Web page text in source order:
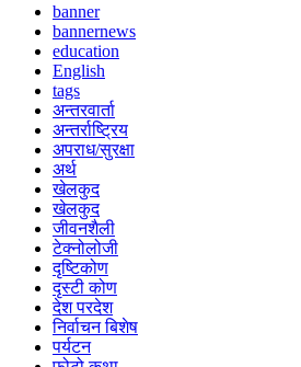
banner
bannernews
education
English
tags
अन्तरवार्ता
अन्तर्राष्ट्रिय
अपराध/सुरक्षा
अर्थ
खेलकुद
खेलकुद
जीवनशैली
टेक्नोलोजी
दृष्टिकोण
दृस्टी कोण
देश परदेश
निर्वाचन बिशेष
पर्यटन